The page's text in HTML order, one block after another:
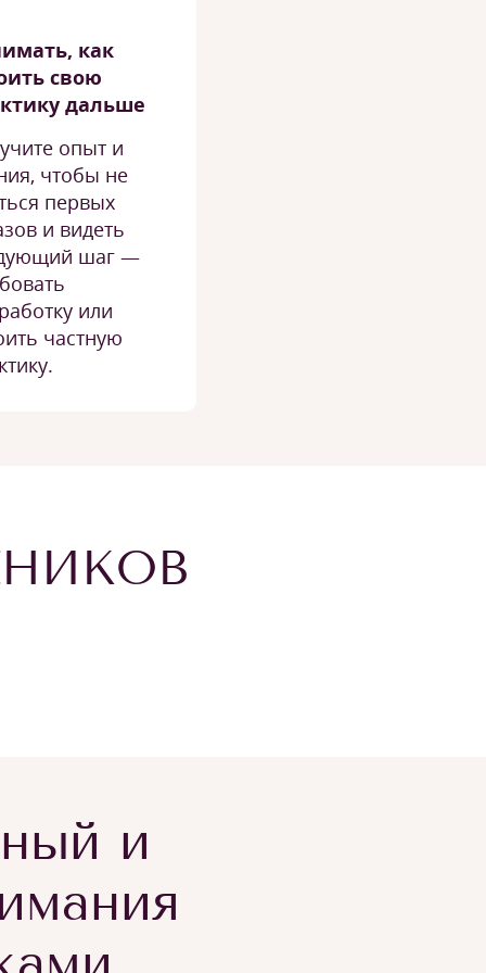
как
свою
дальше
опыт и
чтобы не
первых
и видеть
шаг —
или
частную